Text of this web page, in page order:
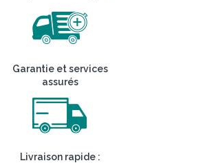
Garantie et services
assurés
Livraison rapide :